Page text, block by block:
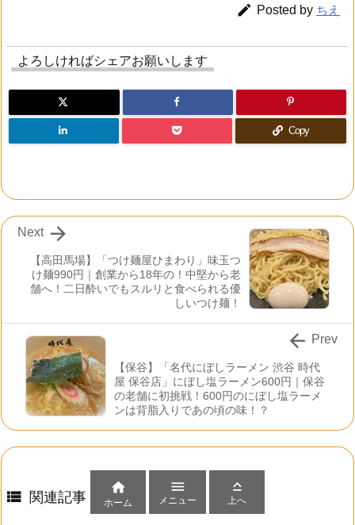
 Posted by ちえ
よろしければシェアお願いします
Copy
【高田馬場】「つけ麺屋ひまわり」味玉つ
け麺990円｜創業から18年の！中堅から老
舗へ！二日酔いでもスルリと食べられる優
しいつけ麺！

Next
【保谷】「名代にぼしラーメン 渋谷 時代
屋 保谷店」にぼし塩ラーメン600円｜保谷
の老舗に初挑戦！600円のにぼし塩ラーメ
ンは背脂入りであの頃の味！？
 Prev
 関連記事

ホーム

メニュー

上へ